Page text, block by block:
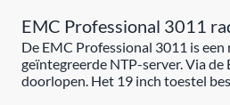
EMC Professional 3011
De EMC Professional 3011 is
geïntegreerde NTP-server. Via
doorlopen. Het 19 inch toestel